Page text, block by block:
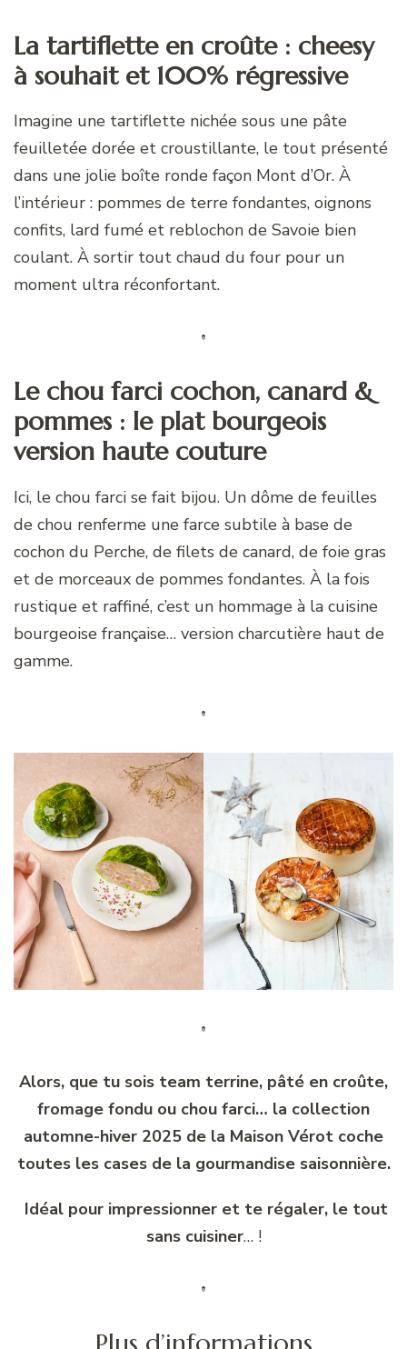
La tartiflette en croûte : cheesy
à souhait et 100% régressive
Imagine une tartiflette nichée sous une pâte
feuilletée dorée et croustillante, le tout présenté
dans une jolie boîte ronde façon Mont d’Or. À
l’intérieur : pommes de terre fondantes, oignons
confits, lard fumé et reblochon de Savoie bien
coulant. À sortir tout chaud du four pour un
moment ultra réconfortant.
Le chou farci cochon, canard &
pommes : le plat bourgeois
version haute couture
Ici, le chou farci se fait bijou. Un dôme de feuilles
de chou renferme une farce subtile à base de
cochon du Perche, de filets de canard, de foie gras
et de morceaux de pommes fondantes. À la fois
rustique et raffiné, c’est un hommage à la cuisine
bourgeoise française… version charcutière haut de
gamme.
Alors, que tu sois team terrine, pâté en croûte,
fromage fondu ou chou farci… la collection
automne-hiver 2025 de la Maison Vérot coche
toutes les cases de la gourmandise saisonnière.
Idéal pour impressionner et te régaler, le tout
sans cuisiner… !